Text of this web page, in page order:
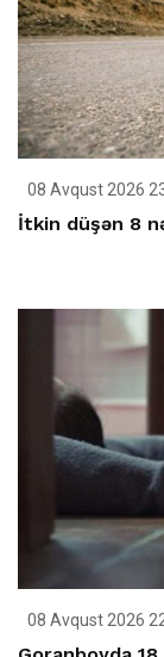
08 Avqust 2026
İtkin düşən 8
08 Avqust 2026